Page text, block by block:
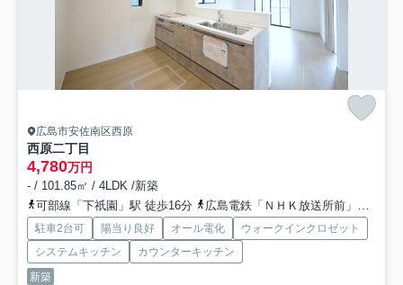
広島市安佐南区西原
西原二丁目
4,780万円
- / 101.85㎡ / 4LDK /新築
可部線「下祇園」駅 徒歩16分
広島電鉄「ＮＨＫ放送所前」バス停下車 徒歩8分
駐車2台可 陽当り良好 オール電化
ウォークインクロゼット
システムキッチン
カウンターキッチン
新築